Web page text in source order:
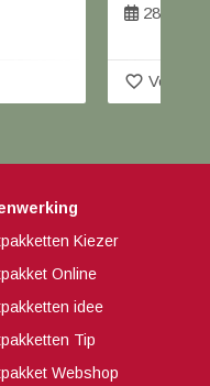
28 t/m
favorite_border Voeg
Kiezer
Online
idee
Tip
Webshop